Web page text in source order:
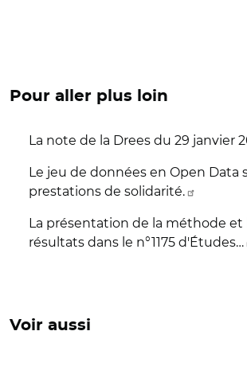
Pour aller plus loin
La note de la Drees du 29 janvier
Le jeu de données en Open Data
prestations de solidarité.
La présentation de la méthode et
résultats dans le n°1175 d'Études…
Voir aussi